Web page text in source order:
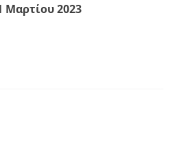
Μαρτίου 2023